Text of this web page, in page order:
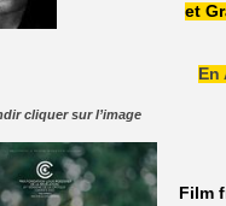
et
cliquer sur l’image
Film